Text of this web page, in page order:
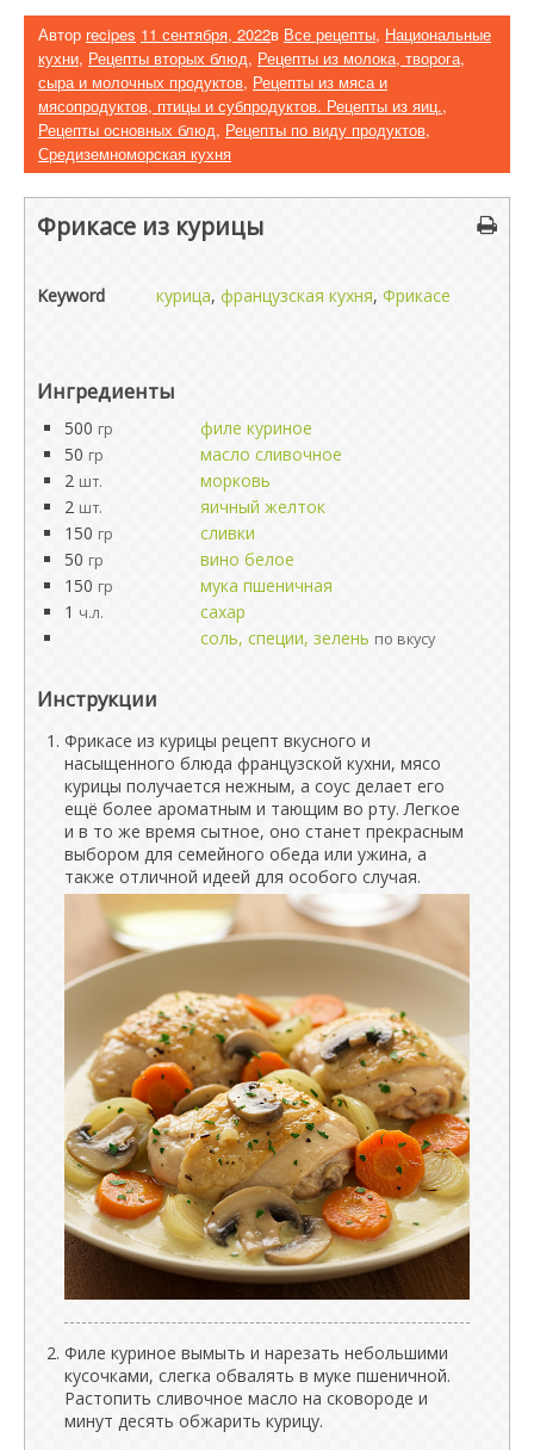
Автор recipes 11 сентября, 2022в Все рецепты, Национальные
кухни, Рецепты вторых блюд, Рецепты из молока, творога,
сыра и молочных продуктов, Рецепты из мяса и
мясопродуктов, птицы и субпродуктов. Рецепты из яиц.,
Рецепты основных блюд, Рецепты по виду продуктов,
Средиземноморская кухня
Фрикасе из курицы
Keyword курица, французская кухня, Фрикасе
Ингредиенты
500 гр
филе куриное
50 гр
масло сливочное
2 шт.
морковь
2 шт.
яичный желток
150 гр
сливки
50 гр
вино белое
150 гр
мука пшеничная
1 ч.л.
сахар
соль, специи, зелень по вкусу
Инструкции
Фрикасе из курицы рецепт вкусного и
насыщенного блюда французской кухни, мясо
курицы получается нежным, а соус делает его
ещё более ароматным и тающим во рту. Легкое
и в то же время сытное, оно станет прекрасным
выбором для семейного обеда или ужина, а
также отличной идеей для особого случая.
Филе куриное вымыть и нарезать небольшими
кусочками, слегка обвалять в муке пшеничной.
Растопить сливочное масло на сковороде и
минут десять обжарить курицу.